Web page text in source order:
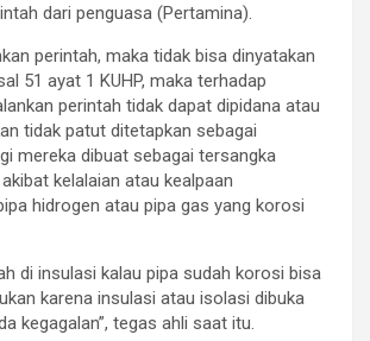
dari penguasa (Pertamina).
perintah, maka tidak bisa dinyatakan
51 ayat 1 KUHP, maka terhadap
perintah tidak dapat dipidana atau
tidak patut ditetapkan sebagai
mereka dibuat sebagai tersangka
kelalaian atau kealpaan
hidrogen atau pipa gas yang korosi
di insulasi kalau pipa sudah korosi bisa
karena insulasi atau isolasi dibuka
kegagalan”, tegas ahli saat itu.